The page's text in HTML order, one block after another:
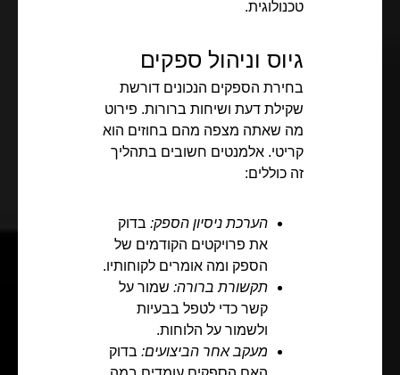
טכנולוגית.
גיוס וניהול ספקים
בחירת הספקים הנכונים דורשת
שקילת דעת ושיחות ברורות. פירוט
מה שאתה מצפה מהם בחוזים הוא
קריטי. אלמנטים חשובים בתהליך
זה כוללים:
הערכת ניסיון הספק: בדוק
את פרויקטים הקודמים של
הספק ומה אומרים לקוחותיו.
תקשורת ברורה: שמור על
קשר כדי לטפל בבעיות
ולשמור על הלוחות.
מעקב אחר הביצועים: בדוק